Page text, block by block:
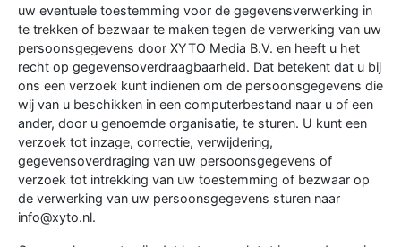
uw eventuele toestemming voor de gegevensverwerking in
te trekken of bezwaar te maken tegen de verwerking van uw
persoonsgegevens door XYTO Media B.V. en heeft u het
recht op gegevensoverdraagbaarheid. Dat betekent dat u bij
ons een verzoek kunt indienen om de persoonsgegevens die
wij van u beschikken in een computerbestand naar u of een
ander, door u genoemde organisatie, te sturen. U kunt een
verzoek tot inzage, correctie, verwijdering,
gegevensoverdraging van uw persoonsgegevens of
verzoek tot intrekking van uw toestemming of bezwaar op
de verwerking van uw persoonsgegevens sturen naar
info@xyto.nl.